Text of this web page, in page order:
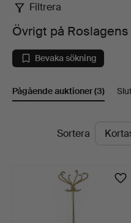
Övrigt
på
Roslagens
Auktionsverk
Filtrera
Övrigt på
Bevaka sökning
Pågående auktioner(3)
PågåendeSortera